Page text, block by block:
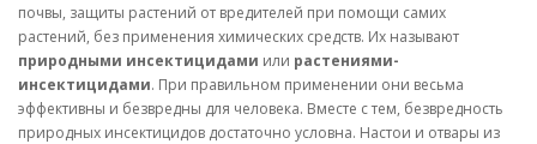
почвы, защиты растений от вредителей при помощи самих
растений, без применения химических средств. Их называют
природными инсектицидами или растениями-
инсектицидами. При правильном применении они весьма
эффективны и безвредны для человека. Вместе с тем, безвредность
природных инсектицидов достаточно условна. Настои и отвары из